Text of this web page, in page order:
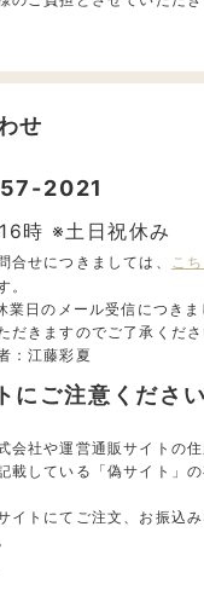
せ
2021
時 ※土日祝休み
合せにつきましては、 こ
。
業日のメール受信につき
だきますのでご了承くださ
：江藤彩夏
にご注意ください
会社や運営通販サイトの
載している「偽サイト」
イトにてご注文、お振込